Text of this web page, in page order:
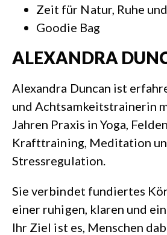
Zeit für Natur, Ruhe
Goodie Bag
ALEXANDRA
Alexandra Duncan ist
und Achtsamkeitstrainerin
Jahren Praxis in Yoga,
Krafttraining, Meditation
Stressregulation.
Sie verbindet fundiertes
einer ruhigen, klaren und
Ihr Ziel ist es, Menschen